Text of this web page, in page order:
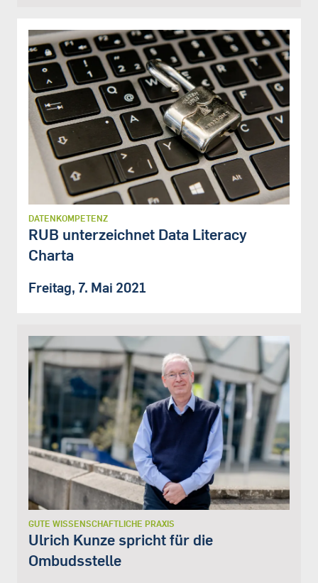
DATENKOMPETENZ
RUB unterzeichnet Data Literacy
Charta
Freitag, 7. Mai 2021
GUTE WISSENSCHAFTLICHE PRAXIS
Ulrich Kunze spricht für die
Ombudsstelle